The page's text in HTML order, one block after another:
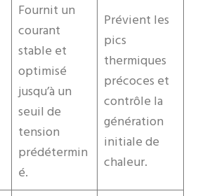
Fournit un
courant
stable et
optimisé
jusqu’à un
seuil de
tension
prédétermin
é.
Prévient les
pics
thermiques
précoces et
contrôle la
génération
initiale de
chaleur.